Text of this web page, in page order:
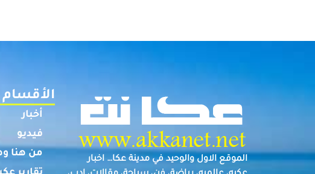
الموقع الاول والوحيد في مدينة عكا… اخبار
الأقسام
أخبار
فيديو
من هنا